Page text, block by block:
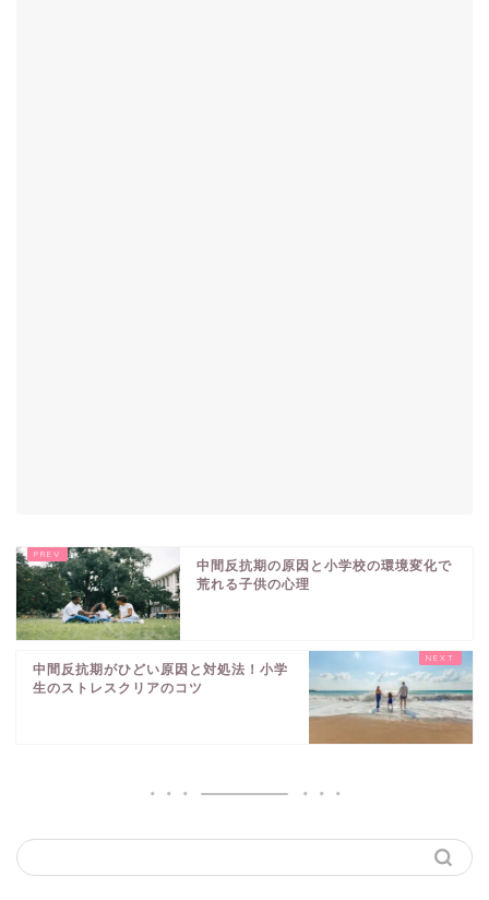
中間反抗期の原因と小学校の環境変化で
荒れる子供の心理
中間反抗期がひどい原因と対処法！小学
生のストレスクリアのコツ